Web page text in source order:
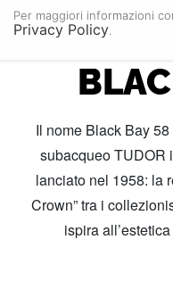
Il nome Black Bay
subacqueo TUDOR
lanciato nel 1958: la
Crown” tra i
ispira
Per maggiori informazioni
Privacy Policy